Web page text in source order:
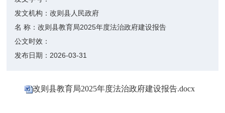
发文机构：改则县人民政府
名 称：改则县教育局2025年度法治政府建设报告
公文时效：
发布日期： 2026-03-31
改则县教育局2025年度法治政府建设报告.docx